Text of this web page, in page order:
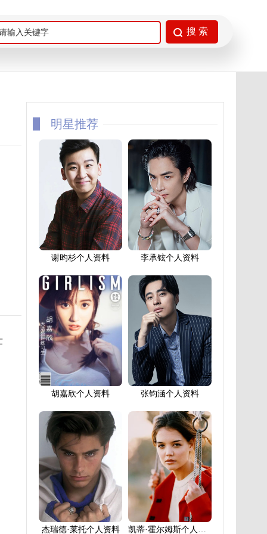
明星推荐
谢昀杉个人资料 李承铉个人资料
胡嘉欣个人资料 张钧涵个人资料
杰瑞德·莱托个人资料 凯蒂·霍尔姆斯个人资料